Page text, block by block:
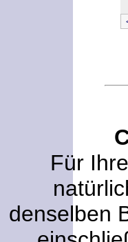
Für
denselben